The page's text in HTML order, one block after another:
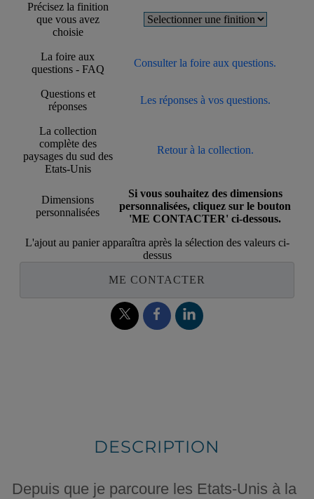
Précisez la finition
que vous avez
choisie
La foire aux
questions - FAQ
Consulter la foire aux questions.
Questions et
réponses
Les réponses à vos questions.
La collection
complète des
paysages du sud des
Etats-Unis
Retour à la collection.
Dimensions
personnalisées
Si vous souhaitez des dimensions
personnalisées, cliquez sur le bouton
'ME CONTACTER' ci-dessous.
L'ajout au panier apparaîtra après la sélection des valeurs ci-
dessus
ME CONTACTER
DESCRIPTION
Depuis que je parcoure les Etats-Unis à la